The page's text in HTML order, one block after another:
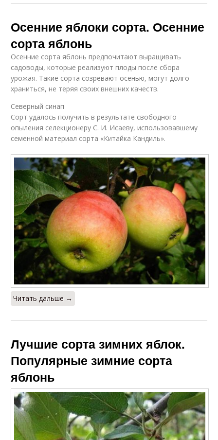
Осенние яблоки сорта. Осенние
сорта яблонь
Осенние сорта яблонь предпочитают выращивать
садоводы, которые реализуют плоды после сбора
урожая. Такие сорта созревают осенью, могут долго
храниться, не теряя своих внешних качеств.
Северный синап
Сорт удалось получить в результате свободного
опыления селекционеру С. И. Исаеву, использовавшему
семенной материал сорта «Китайка Кандиль».
Читать дальше →
Лучшие сорта зимних яблок.
Популярные зимние сорта
яблонь